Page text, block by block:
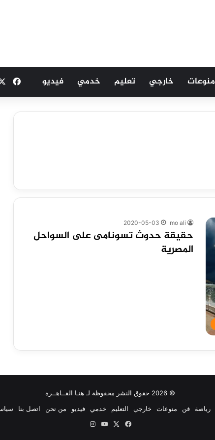
منوعات خارجي تعليم خدمي فيديو
mo ali
2020-05-03
حقيقة حدوث تسونامى على السواحل
المصرية
© 2026 حقوق النشر محفوظة لـ هنـا القــاهــرة
رياضة فن منوعات خارجي التعليم خدمي فيديو من نحن اتصل بنا
فيسبوك ‫YouTubeانستقرام